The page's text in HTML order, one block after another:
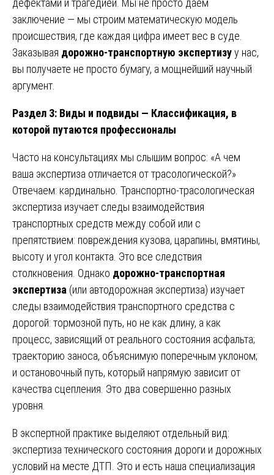
дефектами и трагедией. Мы не просто даем
заключение — мы строим математическую модель
происшествия, где каждая цифра имеет вес в суде.
Заказывая дорожно-транспортную экспертизуу нас,
вы получаете не просто бумагу, а мощнейший научный
аргумент.
Раздел 3: Виды и подвиды — Классификация, в
которой путаются профессионалы
Часто на консультациях мы слышим вопрос: «А чем
ваша экспертиза отличается от трасологической?»
Отвечаем: кардинально. Транспортно-трасологическая
экспертиза изучает следы взаимодействия
транспортных средств между собой или с
препятствием: повреждения кузова, царапины, вмятины,
высоту и угол контакта. Это все следствия
столкновения. Однако дорожно-транспортная
экспертиза (или автодорожная экспертиза) изучает
следы взаимодействия транспортного средства с
дорогой: тормозной путь, но не как длину, а как
процесс, зависящий от реального состояния асфальта;
траекторию заноса, объяснимую поперечным уклоном;
и остановочный путь, который напрямую зависит от
качества сцепления. Это два совершенно разных
уровня.
В экспертной практике выделяют отдельный вид:
экспертиза технического состояния дороги и дорожных
условий на месте ДТП. Это и есть наша специализация